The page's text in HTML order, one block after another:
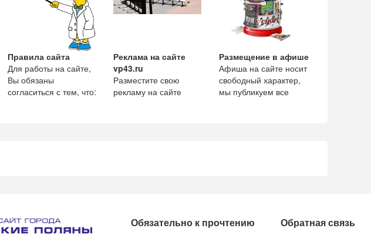
Правила сайта
Для работы на сайте,
Вы обязаны
согласиться с тем, что:
Реклама на сайте
vp43.ru
Разместите свою
рекламу на сайте
Размещение в афише
Афиша на сайте носит
свободный характер,
мы публикуем все
Обязательно к прочтению Обратная связь